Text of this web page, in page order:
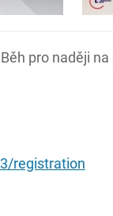
pro naději
registration